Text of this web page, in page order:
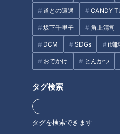
道との遭遇 CANDY
坂下千里子 角上清司
DCM SDGs if珈
おでかけ とんかつ
タグ検索
タグを検索できます
【古民家居酒屋 銑（ずく）】
酒屋ですが、「天使の鍋」が食
：約10種類のきのこと自